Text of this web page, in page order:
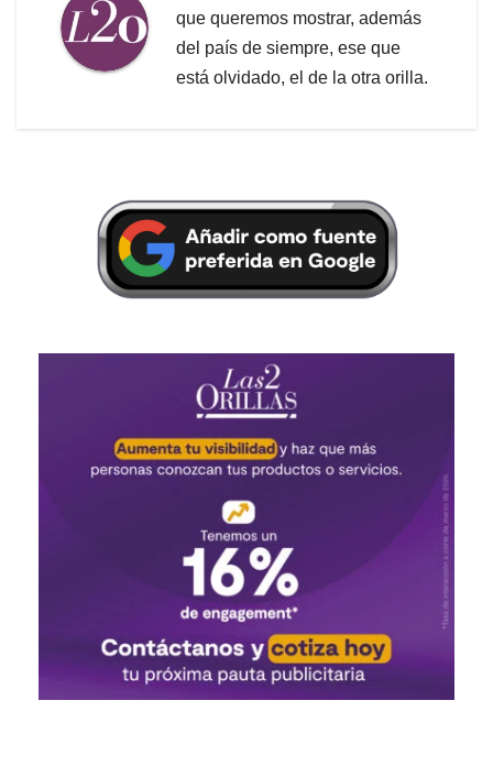
que queremos mostrar, además
del país de siempre, ese que
está olvidado, el de la otra orilla.